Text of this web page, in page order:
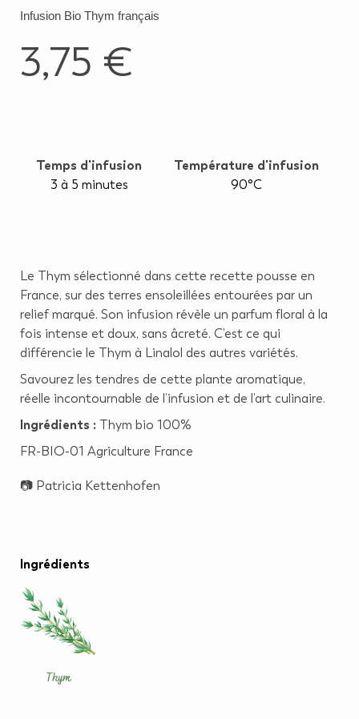
Le Thym sélectionné dans cette recette pousse en
France, sur des terres ensoleillées entourées par un
relief marqué. Son infusion révèle un parfum floral à la
fois intense et doux, sans âcreté. C’est ce qui
différencie le Thym à Linalol des autres variétés.
Savourez les tendres de cette plante aromatique,
réelle incontournable de l’infusion et de l’art culinaire.
Ingrédients : Thym bio 100%
FR-BIO-01 Agriculture France
📷 Patricia Kettenhofen
Ingrédients
Thym
Infusion Bio Thym français
3,75 €
Temps d'infusion
3 à 5 minutes
Température d'infusion
90°C